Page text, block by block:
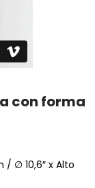
con forma
∅ 10,6″ x Alto